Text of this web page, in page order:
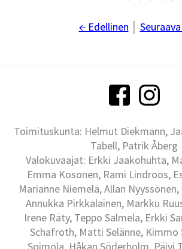
← Edellinen
Toimituskunta: Helmut Diekmann,
Tabell, Patrik Åberg
Valokuvaajat: Erkki Jaakohuhta,
Emma Kosonen, Rami Lindroos,
Marianne Niemelä, Allan
Annukka Pirkkalainen, Markku
Irene Räty, Teppo Salmela, Erkki
Schafroth, Matti Selänne, Kimmo